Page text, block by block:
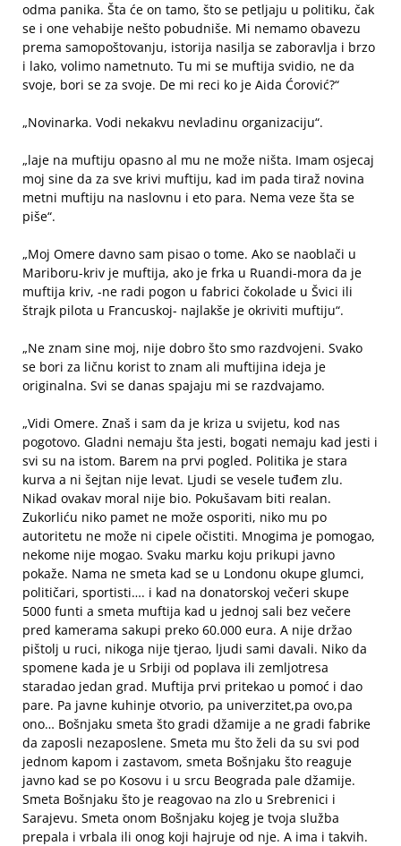
odma panika. Šta će on tamo, što se petljaju u politiku, čak
se i one vehabije nešto pobudniše. Mi nemamo obavezu
prema samopoštovanju, istorija nasilja se zaboravlja i brzo
i lako, volimo nametnuto. Tu mi se muftija svidio, ne da
svoje, bori se za svoje. De mi reci ko je Aida Ćorović?“
„Novinarka. Vodi nekakvu nevladinu organizaciju“.
„laje na muftiju opasno al mu ne može ništa. Imam osjecaj
moj sine da za sve krivi muftiju, kad im pada tiraž novina
metni muftiju na naslovnu i eto para. Nema veze šta se
piše“.
„Moj Omere davno sam pisao o tome. Ako se naoblači u
Mariboru-kriv je muftija, ako je frka u Ruandi-mora da je
muftija kriv, -ne radi pogon u fabrici čokolade u Švici ili
štrajk pilota u Francuskoj- najlakše je okriviti muftiju“.
„Ne znam sine moj, nije dobro što smo razdvojeni. Svako
se bori za ličnu korist to znam ali muftijina ideja je
originalna. Svi se danas spajaju mi se razdvajamo.
„Vidi Omere. Znaš i sam da je kriza u svijetu, kod nas
pogotovo. Gladni nemaju šta jesti, bogati nemaju kad jesti i
svi su na istom. Barem na prvi pogled. Politika je stara
kurva a ni šejtan nije levat. Ljudi se vesele tuđem zlu.
Nikad ovakav moral nije bio. Pokušavam biti realan.
Zukorliću niko pamet ne može osporiti, niko mu po
autoritetu ne može ni cipele očistiti. Mnogima je pomogao,
nekome nije mogao. Svaku marku koju prikupi javno
pokaže. Nama ne smeta kad se u Londonu okupe glumci,
političari, sportisti…. i kad na donatorskoj večeri skupe
5000 funti a smeta muftija kad u jednoj sali bez večere
pred kamerama sakupi preko 60.000 eura. A nije držao
pištolj u ruci, nikoga nije tjerao, ljudi sami davali. Niko da
spomene kada je u Srbiji od poplava ili zemljotresa
staradao jedan grad. Muftija prvi pritekao u pomoć i dao
pare. Pa javne kuhinje otvorio, pa univerzitet,pa ovo,pa
ono… Bošnjaku smeta što gradi džamije a ne gradi fabrike
da zaposli nezaposlene. Smeta mu što želi da su svi pod
jednom kapom i zastavom, smeta Bošnjaku što reaguje
javno kad se po Kosovu i u srcu Beograda pale džamije.
Smeta Bošnjaku što je reagovao na zlo u Srebrenici i
Sarajevu. Smeta onom Bošnjaku kojeg je tvoja služba
prepala i vrbala ili onog koji hajruje od nje. A ima i takvih.